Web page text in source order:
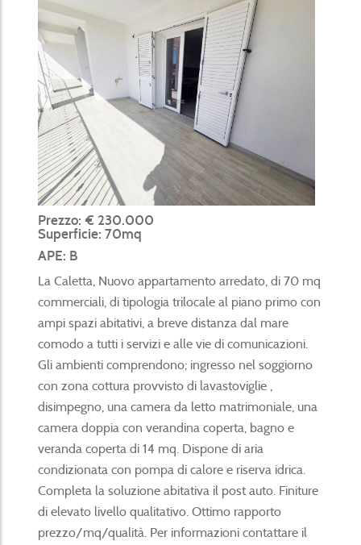
Prezzo: € 230.000
Superficie: 70mq
APE: B
La Caletta, Nuovo appartamento arredato, di 70 mq
commerciali, di tipologia trilocale al piano primo con
ampi spazi abitativi, a breve distanza dal mare
comodo a tutti i servizi e alle vie di comunicazioni.
Gli ambienti comprendono; ingresso nel soggiorno
con zona cottura provvisto di lavastoviglie ,
disimpegno, una camera da letto matrimoniale, una
camera doppia con verandina coperta, bagno e
veranda coperta di 14 mq. Dispone di aria
condizionata con pompa di calore e riserva idrica.
Completa la soluzione abitativa il post auto. Finiture
di elevato livello qualitativo. Ottimo rapporto
prezzo/mq/qualità. Per informazioni contattare il